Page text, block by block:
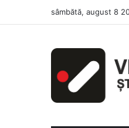
sâmbătă, august 8